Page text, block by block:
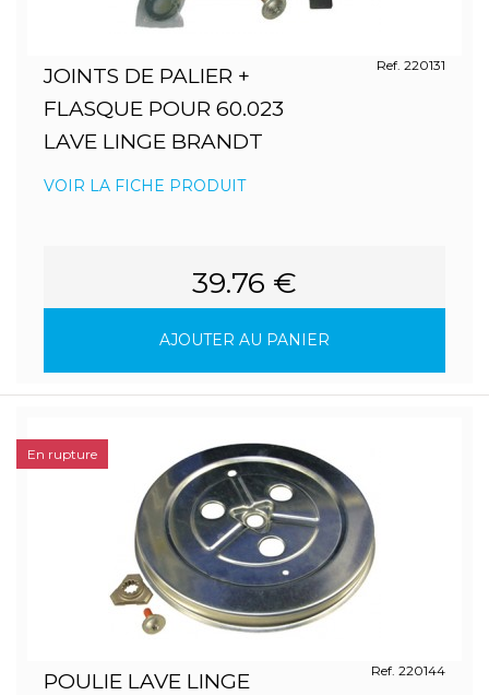
JOINTS DE PALIER +
FLASQUE POUR 60.023
LAVE LINGE BRANDT
Ref. 220131
VOIR LA FICHE PRODUIT
39.76 €
AJOUTER AU PANIER
POULIE LAVE LINGE
Ref. 220144
En rupture